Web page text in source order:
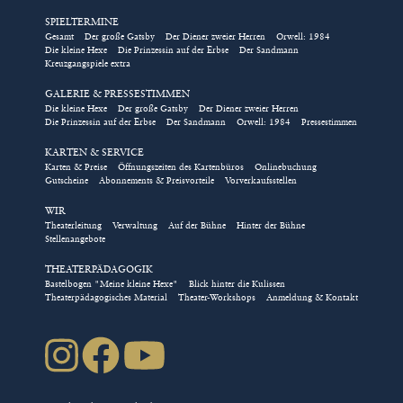
Eintrittskarten für Gruppen
und Schulklassen, Tickets für
Rollstuhlplätze, die Kombi-
Karte für das Kindertheater
und das Nimm-2-Abo für die
Abendstücke im Kreuzgang
können ausschließlich über
das Kulturbüro direkt
gebucht werden!
/// Bestellung direkt über das Kulturbüro
Natürlich können Sie auch über
karten(at)kreuzgangspiele.deoder die Telefonnummer
Das Kartenbüro wählt für Sie die besten freien Plätze in
der gewählten Kategorie und sendet Ihnen die
SPIELTERMINE
Gesamt Der große Gatsby Der Diener zweier Herren
Orwell: 1984
Die kleine Hexe
Die Prinzessin auf der Erbse
Der Sandmann
Kreuzgangspiele extra
GALERIE & PRESSESTIMMEN
Die kleine Hexe Der große Gatsby
Der Diener zweier Herren
Die Prinzessin auf der Erbse
Der Sandmann Orwell: 1984 Pressestimmen
KARTEN & SERVICE
Karten & Preise Öffnungszeiten des Kartenbüros
Onlinebuchung
Gutscheine
Abonnements & Preisvorteile Vorverkaufsstellen
WIR
Theaterleitung Verwaltung Auf der Bühne
Hinter der Bühne
Stellenangebote
THEATERPÄDAGOGIK
Bastelbogen "Meine kleine Hexe"
Blick hinter die Kulissen
Theaterpädagogisches Material
Theater-Workshops Anmeldung & Kontakt